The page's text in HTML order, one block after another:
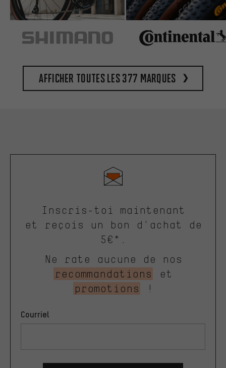
Afficher toutes les 377 marques
Inscris-toi maintenant
et reçois un bon d'achat de
5€*.
Ne rate aucune de nos
recommandations
et
promotions
!
Courriel